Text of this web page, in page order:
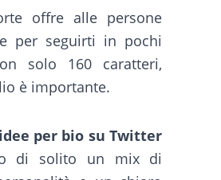
offre alle persone
per seguirti in pochi
solo 160 caratteri,
è importante.
idee per bio su Twitter
di solito un mix di